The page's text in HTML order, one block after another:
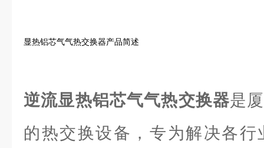
显热铝芯气气热交换器产品简述
逆流显热铝芯气气热交换器是
的热交换设备，专为解决各